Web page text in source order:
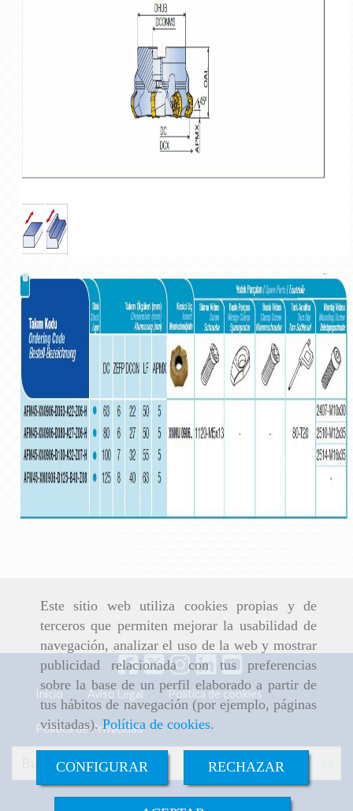
Este sitio web utiliza cookies propias y de
terceros que permiten mejorar la usabilidad de
navegación, analizar el uso de la web y mostrar
publicidad relacionada con tus preferencias
sobre la base de un perfil elaborado a partir de
tus hábitos de navegación (por ejemplo, páginas
visitadas).Política de cookies.
CONFIGURAR RECHAZAR
Inicio Aviso Legal Política de cookies
Política de Privacidad